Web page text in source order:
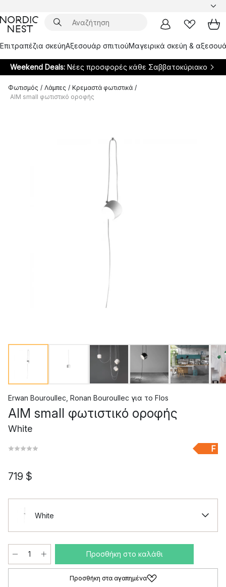
Επιτραπέζια σκεύηΑξεσουάρ σπιτιούΜαγειρικά σκεύη &
Weekend Deals: Νέες προσφορές κάθε Σαββατοκύριακο
Φωτισμός / Λάμπες / Κρεμαστά φωτιστικά /
AIM small φωτιστικό οροφής
Erwan Bouroullec Ronan Bouroullec για το Flos
AIM small φωτιστικό οροφής
White
F
719 $
White
Προσθήκη στο καλάθι
Προσθήκη στα αγαπημένα